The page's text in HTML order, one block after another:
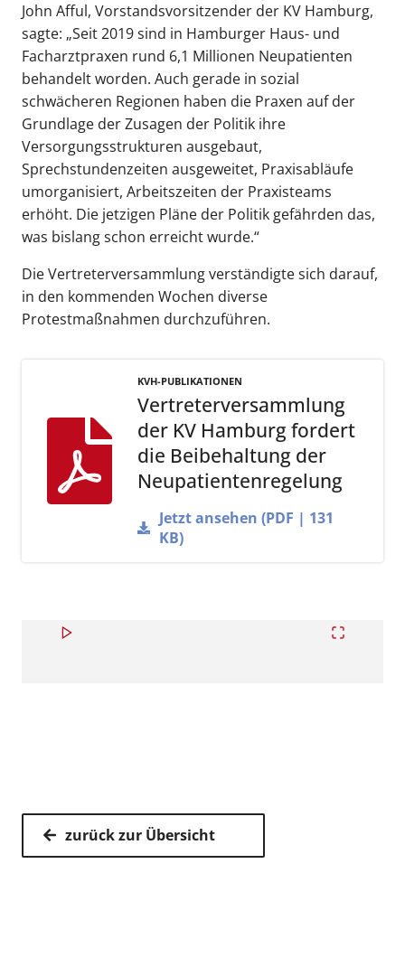
John Afful, Vorstandsvorsitzender der KV Hamburg,
sagte: „Seit 2019 sind in Hamburger Haus- und
Facharztpraxen rund 6,1 Millionen Neupatienten
behandelt worden. Auch gerade in sozial
schwächeren Regionen haben die Praxen auf der
Grundlage der Zusagen der Politik ihre
Versorgungsstrukturen ausgebaut,
Sprechstundenzeiten ausgeweitet, Praxisabläufe
umorganisiert, Arbeitszeiten der Praxisteams
erhöht. Die jetzigen Pläne der Politik gefährden das,
was bislang schon erreicht wurde.“
Die Vertreterversammlung verständigte sich darauf,
in den kommenden Wochen diverse
Protestmaßnahmen durchzuführen.
KVH-PUBLIKATIONEN
Vertreterversammlung
der KV Hamburg fordert
die Beibehaltung der
Neupatientenregelung
Jetzt ansehen (PDF | 131
KB)
zurück zur Übersicht